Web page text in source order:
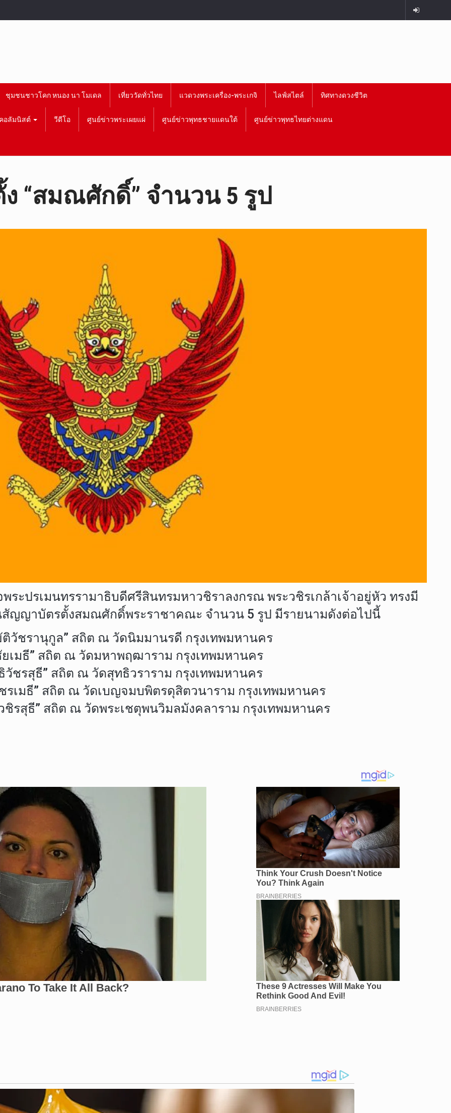
ชุมชนชาวโคก หนอง นา โมเดล เที่ยววัดทั่วไทย แวดวงพระเครื่อง-พระเกจิ ไลฟ์สไตล์ ทิศทางดวงชีวิต
อลัมนิสต์ วีดีโอ ศูนย์ข่าวพระเผยแผ่ ศูนย์ข่าวพุทธชายแดนใต้ ศูนย์ข่าวพุทธไทยต่างแดน
“สมณศักดิ์” จำนวน 5 รูป
ระปรเมนทรรามาธิบดีศรีสินทรมหาวชิราลงกรณ พระวชิรเกล้าเจ้าอยู่หัว ทรงมี
สัญญาบัตรตั้งสมณศักดิ์พระราชาคณะ จำนวน 5 รูป มีรายนามดังต่อไปนี้
ติวัชรานุกูล” สถิต ณ วัดนิมมานรดี กรุงเทพมหานคร
เมธี” สถิต ณ วัดมหาพฤฒาราม กรุงเทพมหานคร
ชรสุธี” สถิต ณ วัดสุทธิวราราม กรุงเทพมหานคร
เมธี” สถิต ณ วัดเบญจมบพิตรดุสิตวนาราม กรุงเทพมหานคร
ชิรสุธี” สถิต ณ วัดพระเชตุพนวิมลมังคลาราม กรุงเทพมหานคร